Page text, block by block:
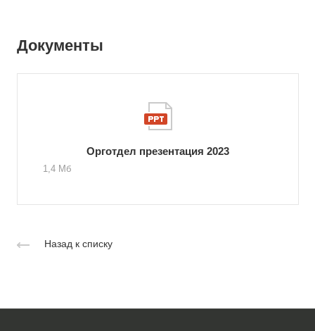
Документы
Орготдел презентация 2023
1,4 Мб
Назад к списку